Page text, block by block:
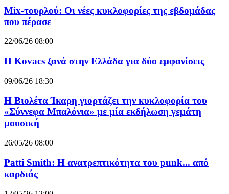
Mix-τουρλού: Οι νέες κυκλοφορίες της εβδομάδας
που πέρασε
22/06/26 08:00
Η Kovacs ξανά στην Ελλάδα για δύο εμφανίσεις
09/06/26 18:30
Η Βιολέτα Ίκαρη γιορτάζει την κυκλοφορία του
«Σύννεφα Μπαλόνια» με μία εκδήλωση γεμάτη
μουσική
26/05/26 08:00
Patti Smith: Η ανατρεπτικότητα του punk... από
καρδιάς